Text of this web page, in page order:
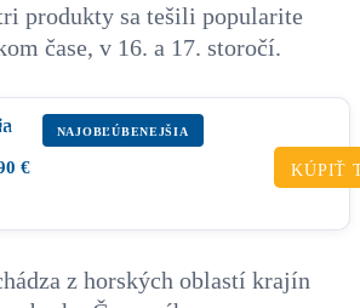
produkty sa tešili popularite
čase, v 16. a 17. storočí.
NAJOBĽÚBENEJŠIA
€ KÚPIŤ
z horských oblastí krajín